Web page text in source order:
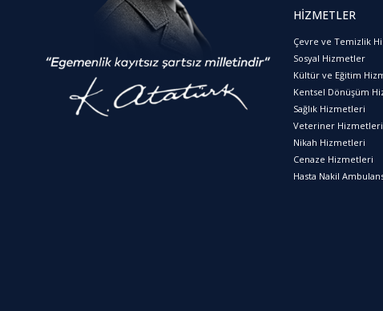
HİZMETLER
Çevre ve Temizlik
Sosyal Hizmetler
Kültür ve Eğitim
Kentsel Dönüşüm
Sağlık Hizmetleri
Veteriner Hizmetleri
Nikah Hizmetleri
Cenaze Hizmetleri
Hasta Nakil